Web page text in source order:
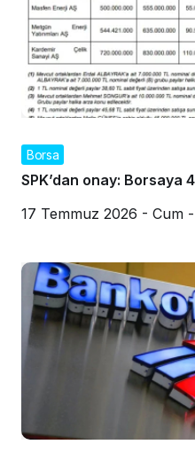
Borsa
SPK’dan onay: Borsaya
17 Temmuz 2026 - Cum -